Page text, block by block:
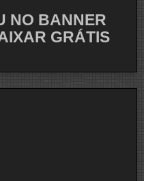
NO BANNER
GRÁTIS